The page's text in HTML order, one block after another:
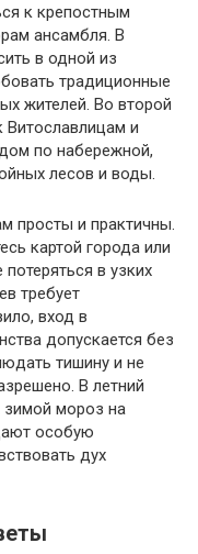
к крепостным
ансамбля. В
в одной из
традиционные
жителей. Во второй
Витославлицам и
по набережной,
лесов и воды.
просты и практичны.
картой города или
в узких
требует
вход в
допускается без
тишину и не
В летний
зимой мороз на
особую
дух